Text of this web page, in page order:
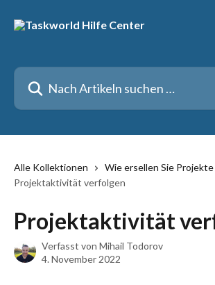
Nach Artikeln suchen …
Alle Kollektionen
Wie ersellen Sie Projekte
Projektaktivität verfolgen
Projektaktivität
Verfasst von Mihail Todorov
4. November 2022